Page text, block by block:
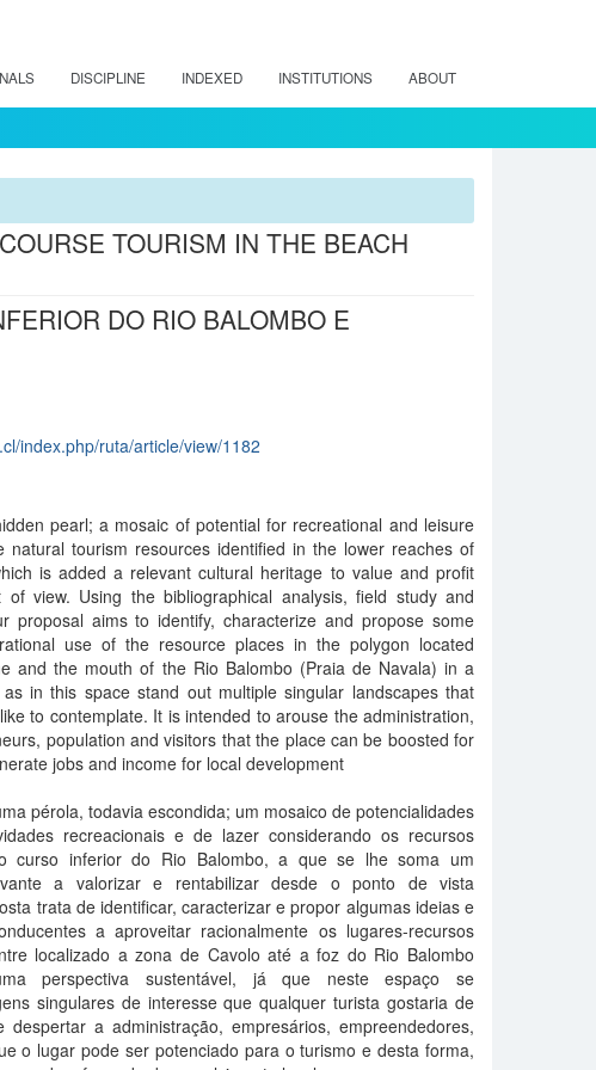
DISCIPLINE INDEXED INSTITUTIONS ABOUT
TOURISM IN THE BEACH
DO RIO BALOMBO E
index.php/ruta/article/view/1182
pearl; a mosaic of potential for recreational and leisure
natural tourism resources identified in the lower reaches of
is added a relevant cultural heritage to value and profit
view. Using the bibliographical analysis, field study and
proposal aims to identify, characterize and propose some
use of the resource places in the polygon located
and the mouth of the Rio Balombo (Praia de Navala) in a
in this space stand out multiple singular landscapes that
to contemplate. It is intended to arouse the administration,
population and visitors that the place can be boosted for
jobs and income for local development
pérola, todavia escondida; um mosaico de potencialidades
recreacionais e de lazer considerando os recursos
curso inferior do Rio Balombo, a que se lhe soma um
a valorizar e rentabilizar desde o ponto de vista
trata de identificar, caracterizar e propor algumas ideias e
a aproveitar racionalmente os lugares-recursos
localizado a zona de Cavolo até a foz do Rio Balombo
perspectiva sustentável, já que neste espaço se
singulares de interesse que qualquer turista gostaria de
despertar a administração, empresários, empreendedores,
o lugar pode ser potenciado para o turismo e desta forma,